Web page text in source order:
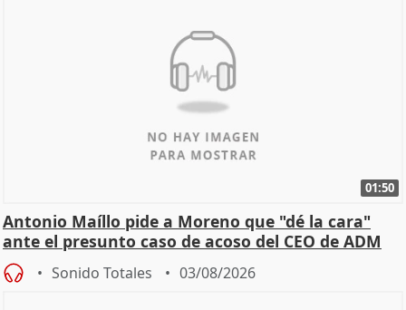
01:50
Antonio Maíllo pide a Moreno que "dé la cara"
ante el presunto caso de acoso del CEO de ADM
Sonido Totales 03/08/2026